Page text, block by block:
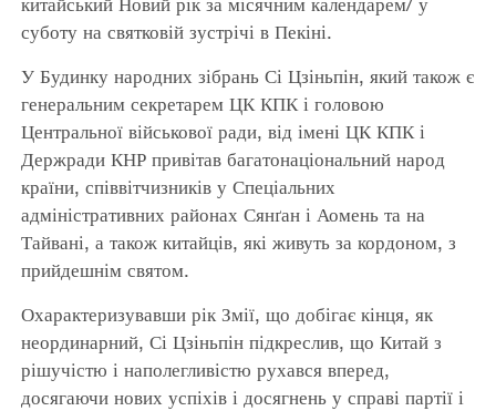
суботу на святковій зустрічі в Пекіні.
У Будинку народних зібрань Сі Цзіньпін, який також є
генеральним секретарем ЦК КПК і головою
Центральної військової ради, від імені ЦК КПК і
Держради КНР привітав багатонаціональний народ
країни, співвітчизників у Спеціальних
адміністративних районах Сянґан і Аомень та на
Тайвані, а також китайців, які живуть за кордоном, з
прийдешнім святом.
Охарактеризувавши рік Змії, що добігає кінця, як
неординарний, Сі Цзіньпін підкреслив, що Китай з
рішучістю і наполегливістю рухався вперед,
досягаючи нових успіхів і досягнень у справі партії і